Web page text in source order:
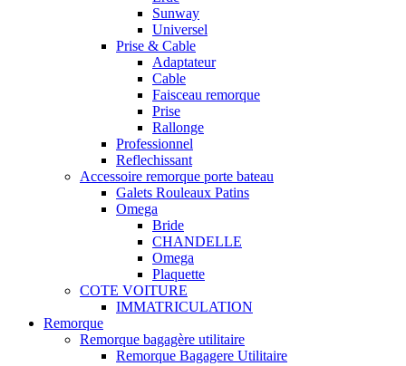
Sunway
Universel
Prise & Cable
Adaptateur
Cable
Faisceau remorque
Prise
Rallonge
Professionnel
Reflechissant
Accessoire remorque porte bateau
Galets Rouleaux Patins
Omega
Bride
CHANDELLE
Omega
Plaquette
COTE VOITURE
IMMATRICULATION
Remorque
Remorque bagagère utilitaire
Remorque Bagagere Utilitaire